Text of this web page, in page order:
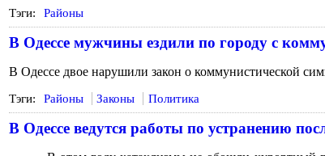
Тэги: Районы
В Одессе мужчины ездили по городу с
В Одессе двое нарушили закон о коммунистической
Тэги: Районы Законы Политика
В Одессе ведутся работы по устранению